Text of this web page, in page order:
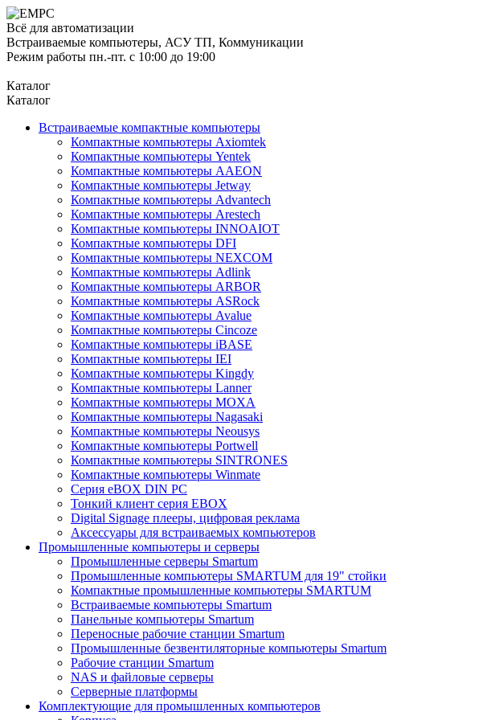
Всё для автоматизации
Встраиваемые компьютеры, АСУ ТП, Коммуникации
Режим работы пн.-пт. с 10:00 до 19:00
Каталог
Каталог
Встраиваемые компактные компьютеры
Компактные компьютеры Axiomtek
Компактные компьютеры Yentek
Компактные компьютеры AAEON
Компактные компьютеры Jetway
Компактные компьютеры Advantech
Компактные компьютеры Arestech
Компактные компьютеры INNOAIOT
Компактные компьютеры DFI
Компактные компьютеры NEXCOM
Компактные компьютеры Adlink
Компактные компьютеры ARBOR
Компактные компьютеры ASRock
Компактные компьютеры Avalue
Компактные компьютеры Cincoze
Компактные компьютеры iBASE
Компактные компьютеры IEI
Компактные компьютеры Kingdy
Компактные компьютеры Lanner
Компактные компьютеры MOXA
Компактные компьютеры Nagasaki
Компактные компьютеры Neousys
Компактные компьютеры Portwell
Компактные компьютеры SINTRONES
Компактные компьютеры Winmate
Серия eBOX DIN PC
Тонкий клиент серия EBOX
Digital Signage плееры, цифровая реклама
Аксессуары для встраиваемых компьютеров
Промышленные компьютеры и серверы
Промышленные серверы Smartum
Промышленные компьютеры SMARTUM для 19" стойки
Компактные промышленные компьютеры SMARTUM
Встраиваемые компьютеры Smartum
Панельные компьютеры Smartum
Переносные рабочие станции Smartum
Промышленные безвентиляторные компьютеры Smartum
Рабочие станции Smartum
NAS и файловые серверы
Серверные платформы
Комплектующие для промышленных компьютеров